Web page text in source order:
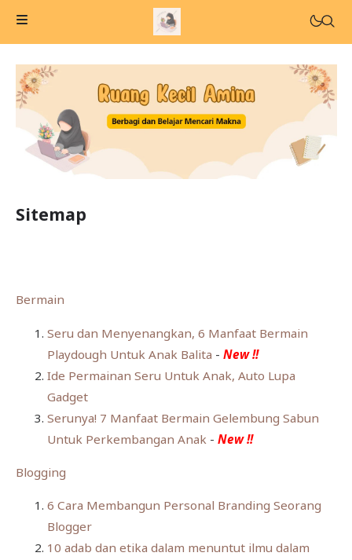
Sitemap
Bermain
Seru dan Menyenangkan, 6 Manfaat Bermain
Playdough Untuk Anak Balita - New !!
Ide Permainan Seru Untuk Anak, Auto Lupa
Gadget
Serunya! 7 Manfaat Bermain Gelembung Sabun
Untuk Perkembangan Anak - New !!
Blogging
6 Cara Membangun Personal Branding Seorang
Blogger
10 adab dan etika dalam menuntut ilmu dalam